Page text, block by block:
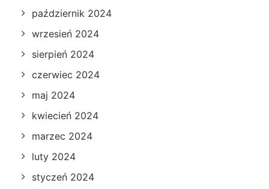
październik 2024
wrzesień 2024
sierpień 2024
czerwiec 2024
maj 2024
kwiecień 2024
marzec 2024
luty 2024
styczeń 2024